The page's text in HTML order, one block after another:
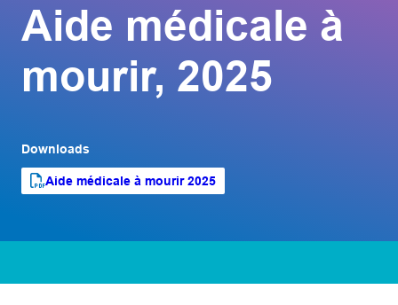
Aide médicale à
mourir, 2025
Downloads
PDF file
Aide médicale à mourir 2025
(opens PDF)
(opens in a new tab)